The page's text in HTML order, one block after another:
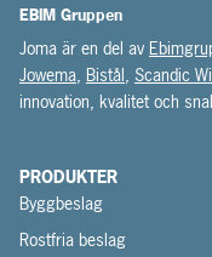
EBIM Gruppen
Joma är en del av
Jowema, Bistål, Scandic
innovation, kvalitet och
PRODUKTER
Byggbeslag
Rostfria beslag